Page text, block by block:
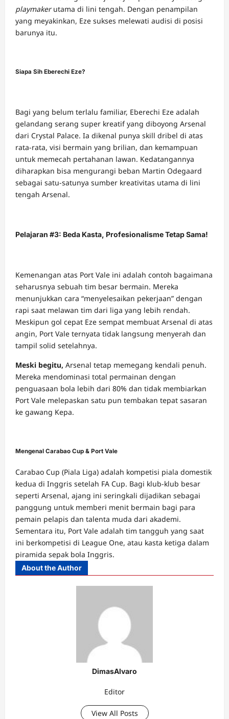
playmakerutama di lini tengah. Dengan penampilan
yang meyakinkan, Eze sukses melewati audisi di posisi
barunya itu.
Siapa Sih Eberechi Eze?
Bagi yang belum terlalu familiar, Eberechi Eze adalah
gelandang serang super kreatif yang diboyong Arsenal
dari Crystal Palace. Ia dikenal punya skill dribel di atas
rata-rata, visi bermain yang brilian, dan kemampuan
untuk memecah pertahanan lawan. Kedatangannya
diharapkan bisa mengurangi beban Martin Odegaard
sebagai satu-satunya sumber kreativitas utama di lini
tengah Arsenal.
Pelajaran #3: Beda Kasta, Profesionalisme Tetap Sama!
Kemenangan atas Port Vale ini adalah contoh bagaimana
seharusnya sebuah tim besar bermain. Mereka
menunjukkan cara “menyelesaikan pekerjaan” dengan
rapi saat melawan tim dari liga yang lebih rendah.
Meskipun gol cepat Eze sempat membuat Arsenal di atas
angin, Port Vale ternyata tidak langsung menyerah dan
tampil solid setelahnya.
Meski begitu, Arsenal tetap memegang kendali penuh.
Mereka mendominasi total permainan dengan
penguasaan bola lebih dari 80% dan tidak membiarkan
Port Vale melepaskan satu pun tembakan tepat sasaran
ke gawang Kepa.
Mengenal Carabao Cup & Port Vale
Carabao Cup (Piala Liga) adalah kompetisi piala domestik
kedua di Inggris setelah FA Cup. Bagi klub-klub besar
seperti Arsenal, ajang ini seringkali dijadikan sebagai
panggung untuk memberi menit bermain bagi para
pemain pelapis dan talenta muda dari akademi.
Sementara itu, Port Vale adalah tim tangguh yang saat
ini berkompetisi di League One, atau kasta ketiga dalam
piramida sepak bola Inggris.
About the Author
DimasAlvaro
Editor
View All Posts